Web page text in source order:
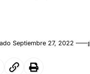
Septiembre 27, 2022